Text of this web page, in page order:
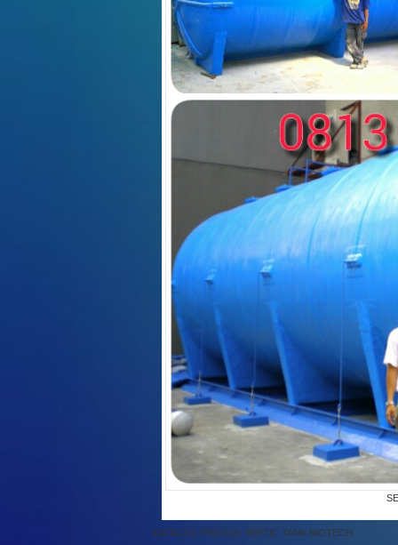
KATALOG PRODUK SEPTIC TANK BIOTECH